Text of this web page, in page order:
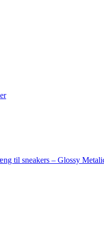
til sneakers – Glossy